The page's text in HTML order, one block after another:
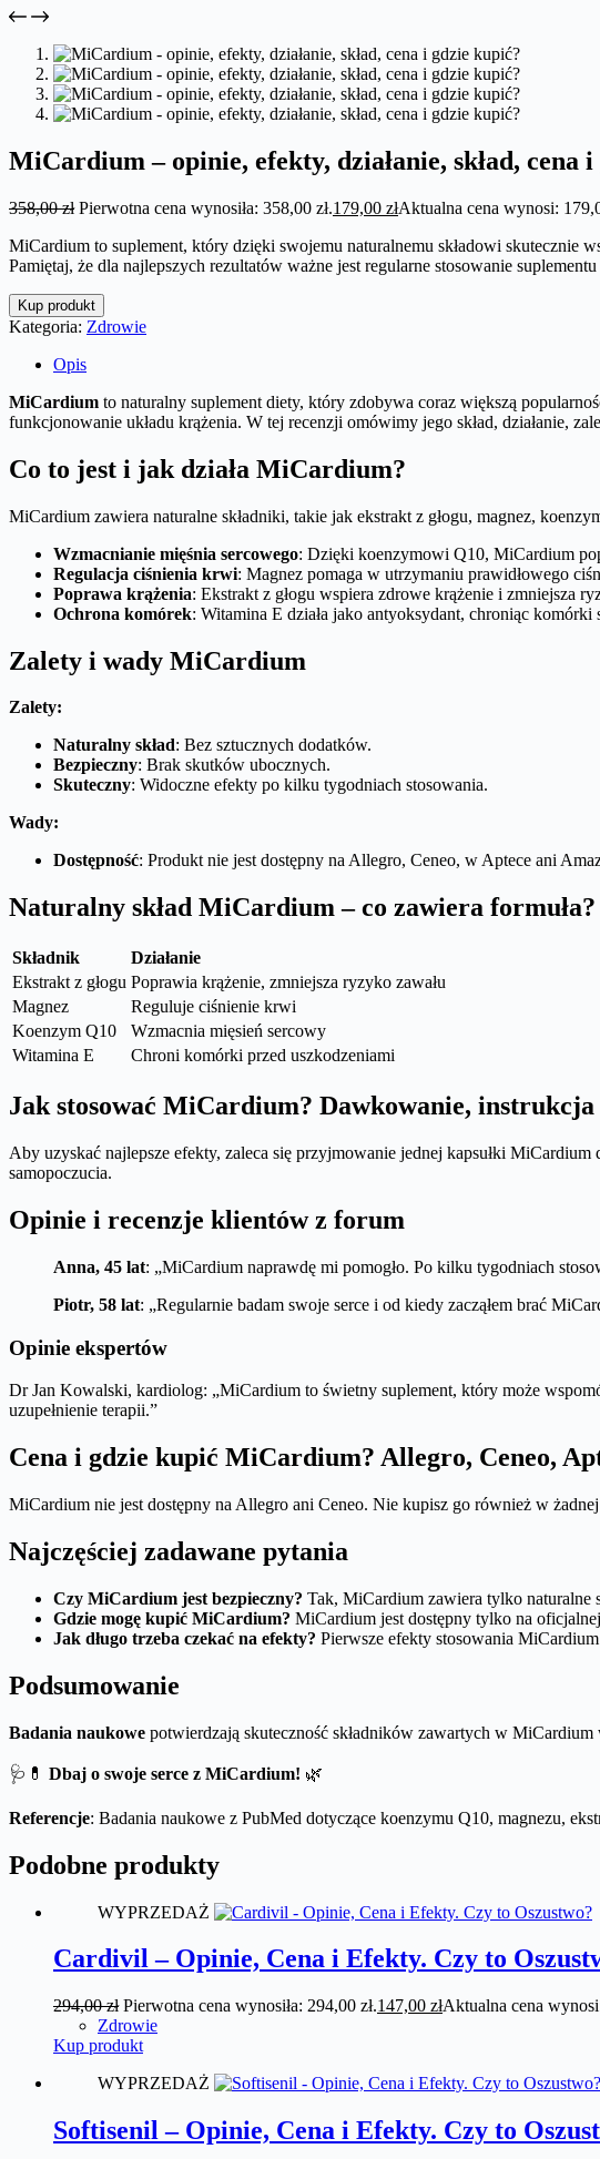
MiCardium – opinie, efekty, działanie, skład, cena
358,00zł Pierwotna cena wynosiła: 358,00 zł.179,00 złAktualna cena wynosi:
MiCardium to suplement, który dzięki swojemu naturalnemu składowi skutecznie
Pamiętaj, że dla najlepszych rezultatów ważne jest regularne stosowanie
Kup produkt
Kategoria: Zdrowie
Opis
MiCardium to naturalny suplement diety, który zdobywa coraz większą
funkcjonowanie układu krążenia. W tej recenzji omówimy jego skład, działanie,
Co to jest i jak działa MiCardium?
MiCardium zawiera naturalne składniki, takie jak ekstrakt z głogu, magnez,
Wzmacnianie mięśnia sercowego: Dzięki koenzymowi Q10, MiCardium
Regulacja ciśnienia krwi: Magnez pomaga w utrzymaniu prawidłowego
Poprawa krążenia: Ekstrakt z głogu wspiera zdrowe krążenie i zmniejsza
Ochrona komórek: Witamina E działa jako antyoksydant, chroniąc komórki
Zalety i wady MiCardium
Zalety:
Naturalny skład: Bez sztucznych dodatków.
Bezpieczny: Brak skutków ubocznych.
Skuteczny: Widoczne efekty po kilku tygodniach stosowania.
Wady:
Dostępność: Produkt nie jest dostępny na Allegro, Ceneo, w Aptece ani
Naturalny skład MiCardium – co zawiera formuła?
Składnik
Działanie
Ekstrakt z głogu Poprawia krążenie, zmniejsza ryzyko zawału
Magnez
Reguluje ciśnienie krwi
Koenzym Q10
Wzmacnia mięsień sercowy
Witamina E
Chroni komórki przed uszkodzeniami
Jak stosować MiCardium? Dawkowanie,
Aby uzyskać najlepsze efekty, zaleca się przyjmowanie jednej kapsułki
samopoczucia.
Opinie i recenzje klientów z forum
Anna, 45 lat: „MiCardium naprawdę mi pomogło. Po kilku tygodniach
Piotr, 58 lat: „Regularnie badam swoje serce i od kiedy zacząłem brać
Opinie ekspertów
Dr Jan Kowalski, kardiolog: „MiCardium to świetny suplement, który może
uzupełnienie terapii.”
Cena i gdzie kupić MiCardium? Allegro, Ceneo,
MiCardium nie jest dostępny na Allegro ani Ceneo. Nie kupisz go również w
Najczęściej zadawane pytania
Czy MiCardium jest bezpieczny? Tak, MiCardium zawiera tylko naturalne
Gdzie mogę kupić MiCardium? MiCardium jest dostępny tylko na
Jak długo trzeba czekać na efekty? Pierwsze efekty stosowania
Podsumowanie
Badania naukowe potwierdzają skuteczność składników zawartych w
🩺💊 Dbaj o swoje serce z MiCardium! 🌿
Referencje: Badania naukowe z PubMed dotyczące koenzymu Q10, magnezu,
Podobne produkty
WYPRZEDAŻ
Cardivil – Opinie, Cena i Efekty. Czy to
294,00zł Pierwotna cena wynosiła: 294,00 zł.147,00 złAktualna cena
Zdrowie
Kup produkt
WYPRZEDAŻ
Softisenil – Opinie, Cena i Efekty. Czy to